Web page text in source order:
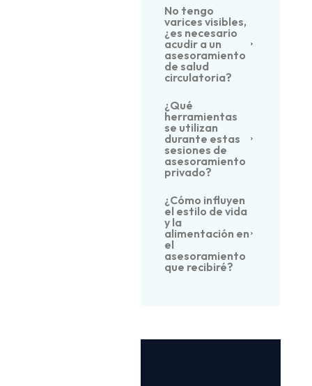
No tengo
varices visibles,
¿es necesario
acudir a un
asesoramiento
de salud
circulatoria?
¿Qué
herramientas
se utilizan
durante estas
sesiones de
asesoramiento
privado?
¿Cómo influyen
el estilo de vida
y la
alimentación en
el
asesoramiento
que recibiré?